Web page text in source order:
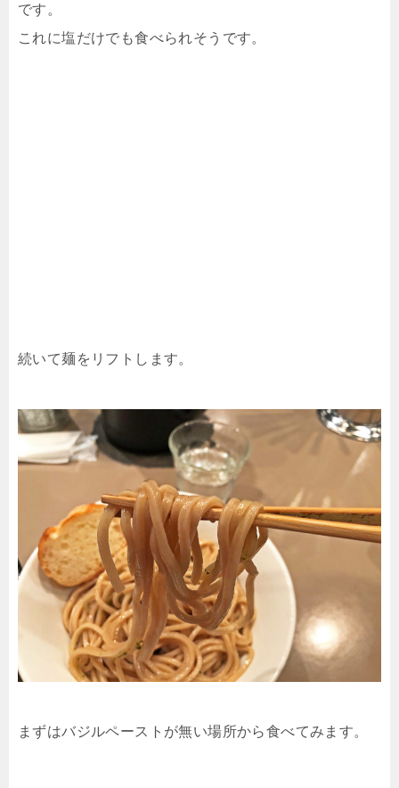
です。
これに塩だけでも食べられそうです。
続いて麺をリフトします。
まずはバジルペーストが無い場所から食べてみます。